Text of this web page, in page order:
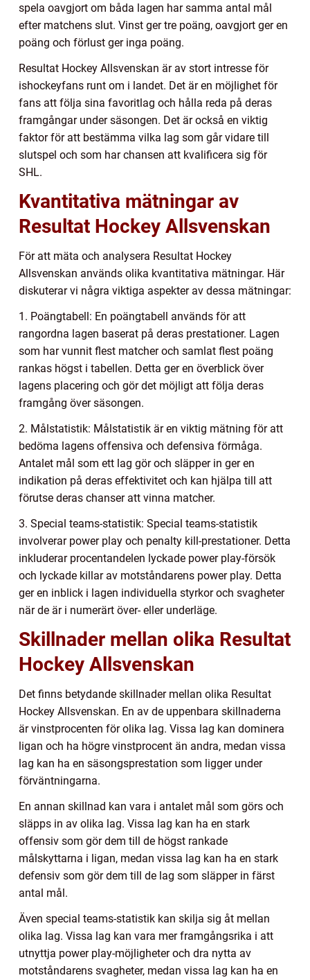
spela oavgjort om båda lagen har samma antal mål
efter matchens slut. Vinst ger tre poäng, oavgjort ger en
poäng och förlust ger inga poäng.
Resultat Hockey Allsvenskan är av stort intresse för
ishockeyfans runt om i landet. Det är en möjlighet för
fans att följa sina favoritlag och hålla reda på deras
framgångar under säsongen. Det är också en viktig
faktor för att bestämma vilka lag som går vidare till
slutspel och som har chansen att kvalificera sig för
SHL.
Kvantitativa mätningar av
Resultat Hockey Allsvenskan
För att mäta och analysera Resultat Hockey
Allsvenskan används olika kvantitativa mätningar. Här
diskuterar vi några viktiga aspekter av dessa mätningar:
1. Poängtabell: En poängtabell används för att
rangordna lagen baserat på deras prestationer. Lagen
som har vunnit flest matcher och samlat flest poäng
rankas högst i tabellen. Detta ger en överblick över
lagens placering och gör det möjligt att följa deras
framgång över säsongen.
2. Målstatistik: Målstatistik är en viktig mätning för att
bedöma lagens offensiva och defensiva förmåga.
Antalet mål som ett lag gör och släpper in ger en
indikation på deras effektivitet och kan hjälpa till att
förutse deras chanser att vinna matcher.
3. Special teams-statistik: Special teams-statistik
involverar power play och penalty kill-prestationer. Detta
inkluderar procentandelen lyckade power play-försök
och lyckade killar av motståndarens power play. Detta
ger en inblick i lagen individuella styrkor och svagheter
när de är i numerärt över- eller underläge.
Skillnader mellan olika Resultat
Hockey Allsvenskan
Det finns betydande skillnader mellan olika Resultat
Hockey Allsvenskan. En av de uppenbara skillnaderna
är vinstprocenten för olika lag. Vissa lag kan dominera
ligan och ha högre vinstprocent än andra, medan vissa
lag kan ha en säsongsprestation som ligger under
förväntningarna.
En annan skillnad kan vara i antalet mål som görs och
släpps in av olika lag. Vissa lag kan ha en stark
offensiv som gör dem till de högst rankade
målskyttarna i ligan, medan vissa lag kan ha en stark
defensiv som gör dem till de lag som släpper in färst
antal mål.
Även special teams-statistik kan skilja sig åt mellan
olika lag. Vissa lag kan vara mer framgångsrika i att
utnyttja power play-möjligheter och dra nytta av
motståndarens svagheter, medan vissa lag kan ha en